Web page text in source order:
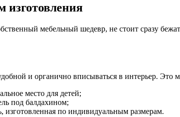
изготовления
мебельный шедевр, не стоит сразу
и органично вписываться в интерьер. Это
место для детей;
под балдахином;
изготовленная по индивидуальным размерам.